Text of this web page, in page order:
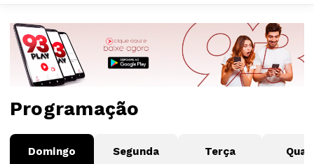
Programação
Domingo Segunda Terça